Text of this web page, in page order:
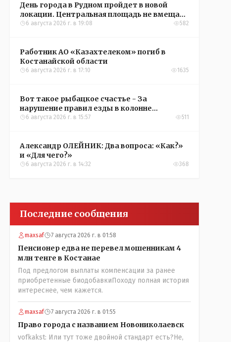
День города в Рудном пройдет в новой
локации. Центральная площадь не вмещает
всех желающих
6 августа 2026 г. в 19:08 582
Работник АО «Казахтелеком» погиб в
Костанайской области
6 августа 2026 г. в 17:10 1635
Вот такое рыбацкое счастье - За
нарушение правил езды в колонне
оштрафовали участников соревнований в
6 августа 2026 г. в 15:57 511
Александр ОЛЕЙНИК: Два вопроса: «Как?»
и «Для чего?»
6 августа 2026 г. в 14:32 368
Последние сообщения
maxsaf 7 августа 2026 г. в 01:58
Пенсионер едва не перевел мошенникам 4
млн тенге в Костанае
Под предлогом выплаты компенсации за ранее
приобретенные биодобавкиПоходу полная история
интереснее, чем кажется.
maxsaf 7 августа 2026 г. в 01:55
Право города с названием Новониколаевск
vofkakst: Или тут тоже двойной стандарт есть?Не,